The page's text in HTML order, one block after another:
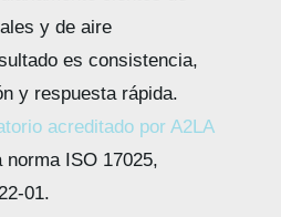
y de aire
es consistencia,
y respuesta rápida.
acreditado por A2LA
norma ISO 17025,
01.